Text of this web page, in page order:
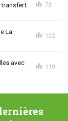
transfert 73
La
102
avec
119